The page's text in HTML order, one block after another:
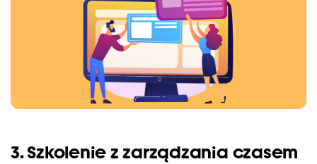
3. Szkolenie z zarządzania czasem